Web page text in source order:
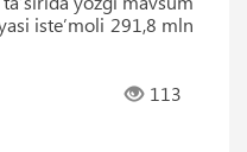
iste’moli 291,8 mln
113